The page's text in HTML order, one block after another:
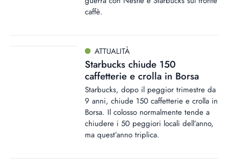
caffè.
ATTUALITÀ
Starbucks chiude 150
caffetterie e crolla in Borsa
Starbucks, dopo il peggior trimestre da
9 anni, chiude 150 caffetterie e crolla in
Borsa. Il colosso normalmente tende a
chiudere i 50 peggiori locali dell’anno,
ma quest’anno triplica.